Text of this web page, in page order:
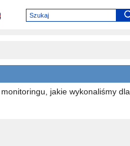
jakie wykonaliśmy dla